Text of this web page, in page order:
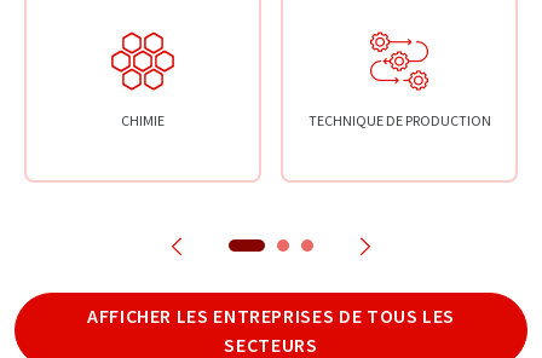
CHIMIE TECHNIQUE DE PRODUCTION
AFFICHER LES ENTREPRISES DE TOUS LES
SECTEURS